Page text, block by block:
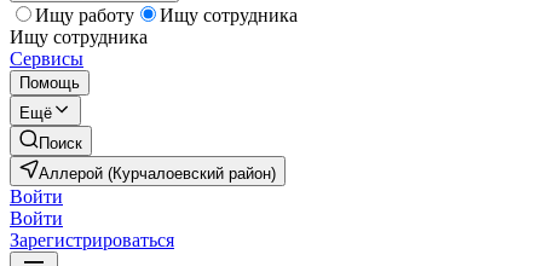
Ищу работу
Ищу сотрудника
Ищу сотрудника
Сервисы
Помощь
Ещё
Поиск
Аллерой (Курчалоевский район)
Войти
Войти
Зарегистрироваться